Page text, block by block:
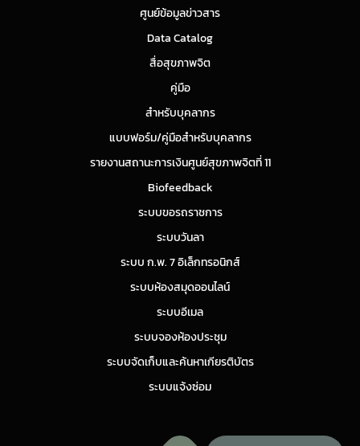
ศูนย์ข้อมูลข่าวสาร
Data Catalog
สื่อสุขภาพจิต
คู่มือ
สำหรับบุคลากร
แบบฟอร์ม/คู่มือสำหรับบุคลากร
รายงานสถานะการเงินศูนย์สุขภาพจิตที่ 11
Biofeedback
ระบบขอรถราชการ
ระบบวันลา
ระบบ ก.พ. 7 อิเล็กทรอนิกส์
ระบบห้องสมุดออนไลน์
ระบบอีเมล
ระบบจองห้องประชุม
ระบบจัดเก็บและค้นหาเกียรติบัตร
ระบบแจ้งซ่อม